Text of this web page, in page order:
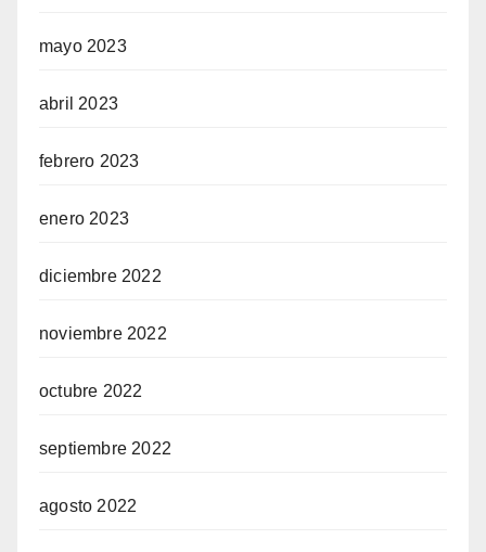
mayo 2023
abril 2023
febrero 2023
enero 2023
diciembre 2022
noviembre 2022
octubre 2022
septiembre 2022
agosto 2022